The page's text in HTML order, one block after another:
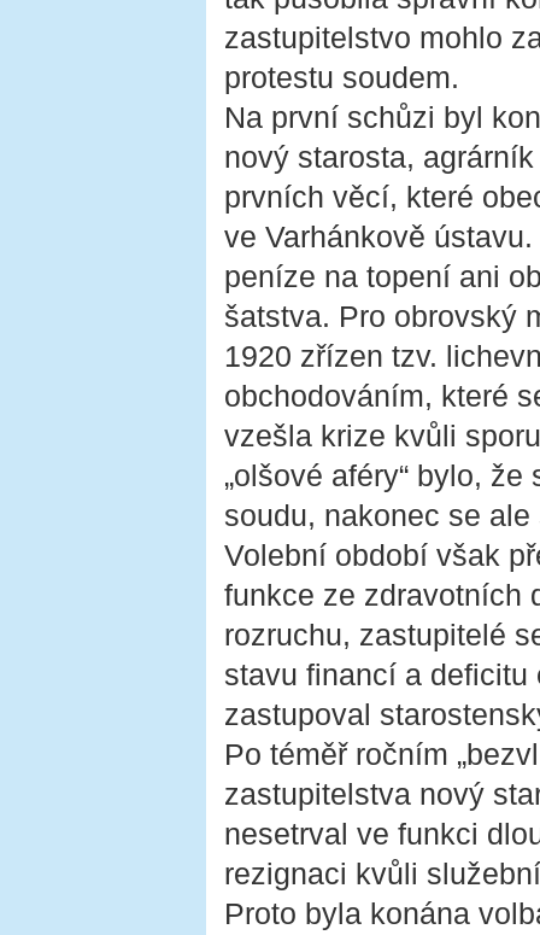
zastupitelstvo mohlo
protestu soudem.
Na první schůzi byl
nový starosta,
prvních věcí, které
ve Varhánkově
peníze na topení ani
šatstva. Pro obrovský
1920 zřízen tzv.
obchodováním, které
vzešla krize kvůli
„olšové aféry“ bylo,
soudu, nakonec se
Volební období však
funkce ze zdravotních
rozruchu, zastupitelé
stavu financí a
zastupoval
Po téměř ročním
zastupitelstva nový
nesetrval ve funkci
rezignaci kvůli
Proto byla konána